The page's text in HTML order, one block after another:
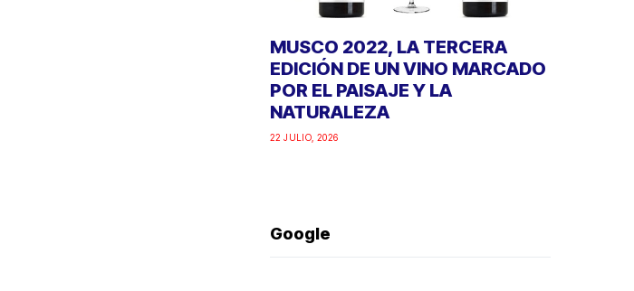
MUSCO 2022, LA TERCERA
EDICIÓN DE UN VINO MARCADO
POR EL PAISAJE Y LA
NATURALEZA
22 JULIO, 2026
Google